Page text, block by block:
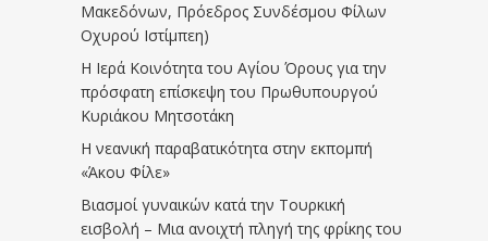
Μακεδόνων, Πρόεδρος Συνδέσμου Φίλων
Οχυρού Ιστίμπεη)
Η Ιερά Κοινότητα του Αγίου Όρους για την
πρόσφατη επίσκεψη του Πρωθυπουργού
Κυριάκου Μητσοτάκη
Η νεανική παραβατικότητα στην εκπομπή
«Άκου Φίλε»
Βιασμοί γυναικών κατά την Τουρκική
εισβολή – Μια ανοιχτή πληγή της φρίκης του